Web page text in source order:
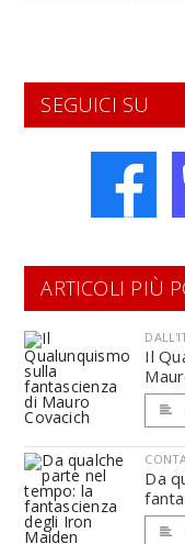
SEGUICI SU
ARTICOLI PIÙ
Il
Da